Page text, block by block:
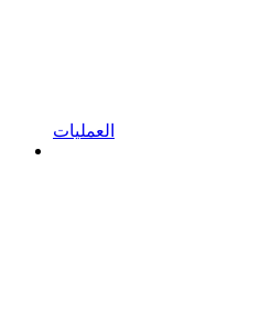
العمليات